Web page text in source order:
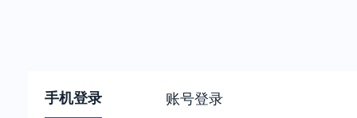
手机登录 账号登录